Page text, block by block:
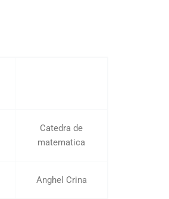
Catedra de
matematica
Anghel Crina